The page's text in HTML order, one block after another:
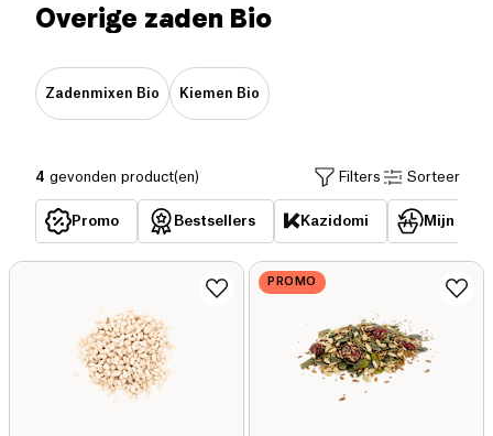
Overige zaden Bio
Zadenmixen Bio Kiemen Bio
4 gevonden product(en) Filters Sorteer
Promo Bestsellers Kazidomi Mijn
PROMO